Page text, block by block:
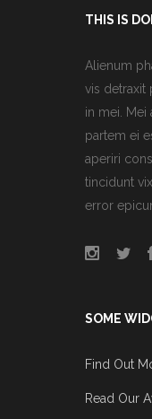
THIS IS
Alienum
vis detraxit
in mei. Mei
partem ei
aperiri
tincidunt
error
SOME
Find Out
Read Our